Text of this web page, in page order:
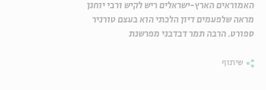
האמוראים הארץ-ישראלים ריש לקיש ורבי יוחנן
מראה שלפעמים דיון הלכתי הוא בעצם טורניר
ספורט. הרבה תמר דבדבני מפרשנת
שיתוף